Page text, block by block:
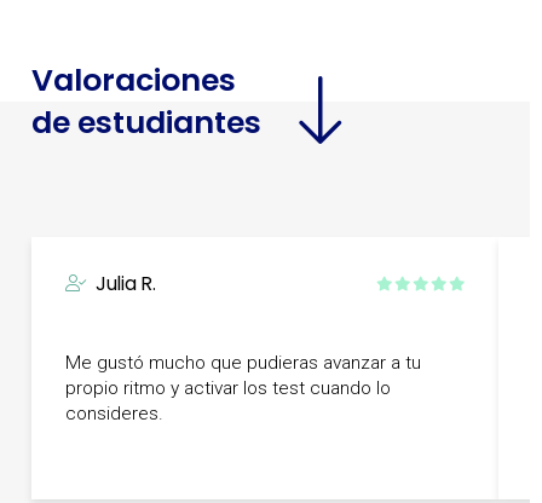
Valoraciones
de estudiantes
Julia R.
Me gustó mucho que pudieras avanzar a tu
propio ritmo y activar los test cuando lo
consideres.